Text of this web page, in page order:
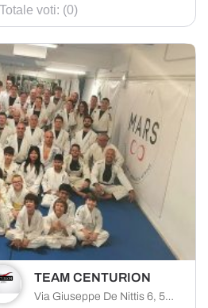
voti: (0)
TEAM CENTURION
Via Giuseppe De Nittis 6, 50142 Firenze città metropolitana di Firenze, Italia